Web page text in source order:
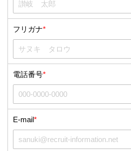
月曜日～金曜日 8：30～17：30
※採用問い合わせ窓口
コーポレートサイト
CORPORATE SITE
フリガナ*
電話番号*
E-mail*